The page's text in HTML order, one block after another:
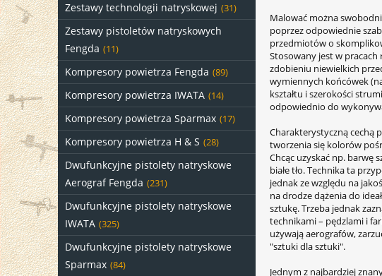
Zestawy technologii natryskowej (31)
Zestawy pistoletów natryskowych
Fengda (11)
Kompresory powietrza Fengda (89)
Kompresory powietrza IWATA (14)
Kompresory powietrza Sparmax (17)
Kompresory powietrza H & S (28)
Dwufunkcyjne pistolety natryskowe
Aerograf Fengda (231)
Dwufunkcyjne pistolety natryskowe
IWATA (325)
Dwufunkcyjne pistolety natryskowe
Sparmax (84)
Malować można
poprzez odpowiednie
przedmiotów o
Stosowany jest w
zdobieniu niewielkich
wymiennych końcówek
kształtu i szerokości
odpowiednio do
Charakterystyczną cechą
tworzenia się kolorów
Chcąc uzyskać np. barwę
białe tło. Technika ta
jednak ze względu na
na drodze dążenia do
sztukę. Trzeba jednak
technikami – pędzlami i
używają aerografów,
"sztuki dla sztuki".
Jednym z najbardziej